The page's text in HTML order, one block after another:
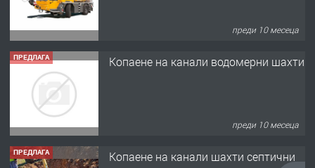
ПРЕДЛАГА
ПРЕДЛАГА